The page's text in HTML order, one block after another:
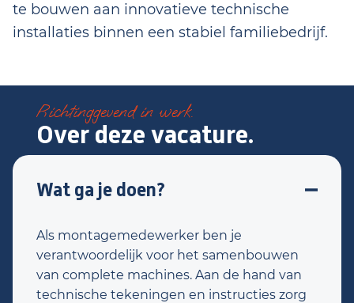
te bouwen aan innovatieve technische
installaties binnen een stabiel familiebedrijf.
Richtinggevend in werk.
Over deze vacature.
Wat ga je doen?
Als montagemedewerker ben je
verantwoordelijk voor het samenbouwen
van complete machines. Aan de hand van
technische tekeningen en instructies zorg